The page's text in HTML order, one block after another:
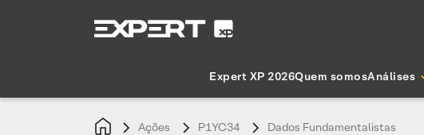
Expert XP 2026Quem somosAnálises
Ações P1YC34 Dados Fundamentalistas